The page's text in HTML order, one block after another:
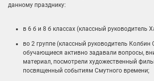
данному празднику:
в 6 б и 8 б классах (классный руководитель
во 2 группе (классный руководитель Колбин
обучающиеся активно задавали вопросы,
материал, посмотрели художественный
посвященный событиям Смутного времени;